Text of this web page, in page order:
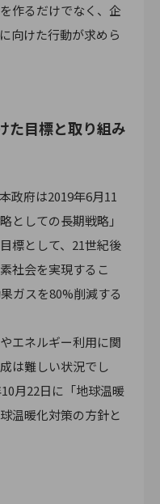
作るだけでなく、企
向けた行動が求めら
た目標と取り組み
政府は2019年6月11
としての長期戦略」
標として、21世紀後
社会を実現するこ
ガスを80%削減する
エネルギー利用に関
は難しい状況でし
月22日に「地球温暖
温暖化対策の方針と